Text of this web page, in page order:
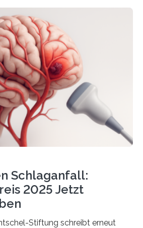
freigegeben – unter
der
Industrielle
(IGF), Zentrales
Mittelstand (ZIM) und
INNO-KOM. Auf dem
2025 am 5. Juni 2025 in
Bundesministerium für
eine gute Nachricht:
in
Schlaganfall:
2025 Jetzt
Stiftung schreibt erneut